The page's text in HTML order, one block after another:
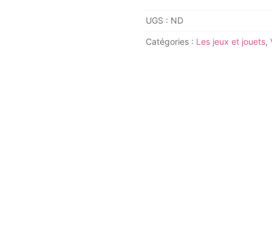
UGS : ND
Catégories : Les jeux et jouets,